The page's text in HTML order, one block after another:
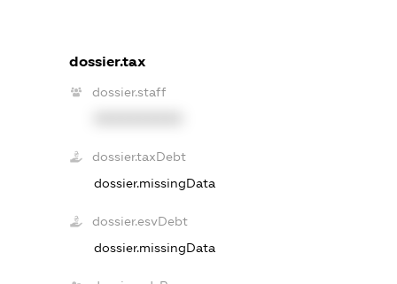
dossier.tax
dossier.staff
dossier.taxDebt
dossier.missingData
dossier.esvDebt
dossier.missingData